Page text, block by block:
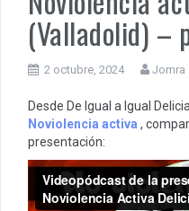
(Valladolid) –
2 octubre, 2024 Jomra
Desde De Igual a Igual
Noviolencia activa ,
presentación: